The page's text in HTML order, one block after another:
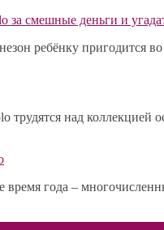
смешные деньги и
ребёнку пригодится
над
года –